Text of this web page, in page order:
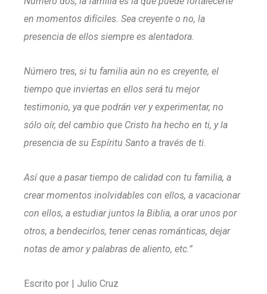
en momentos difíciles. Sea creyente o no, la
presencia de ellos siempre es alentadora.
Número tres, si tu familia aún no es creyente, el
tiempo que inviertas en ellos será tu mejor
testimonio, ya que podrán ver y experimentar, no
sólo oír, del cambio que Cristo ha hecho en ti, y la
presencia de su Espíritu Santo a través de ti.
Así que a pasar tiempo de calidad con tu familia, a
crear momentos inolvidables con ellos, a vacacionar
con ellos, a estudiar juntos la Biblia, a orar unos por
otros, a bendecirlos, tener cenas románticas, dejar
notas de amor y palabras de aliento, etc.”
Escrito por | Julio Cruz